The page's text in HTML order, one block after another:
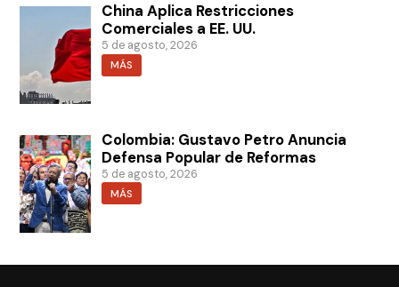
China Aplica Restricciones
Comerciales a EE. UU.
5 de agosto, 2026
MÁS
Colombia: Gustavo Petro Anuncia
Defensa Popular de Reformas
5 de agosto, 2026
MÁS